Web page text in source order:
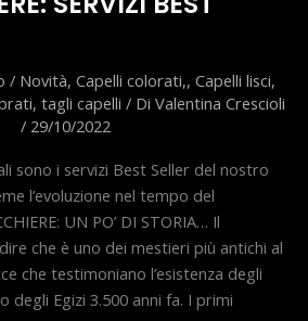
/ Novità, Capelli colorati,, Capelli lisci,
, tagli capelli / Di Valentina Crescioli
/ 29/10/2022
sono i servizi Best Seller del nostro
l’evoluzione nel tempo del
UN PO’ DI STORIA… Il
che è uno dei mestieri più antichi al
che testimoniano l’esistenza degli
degli Egizi 3.500 anni fa. I primi